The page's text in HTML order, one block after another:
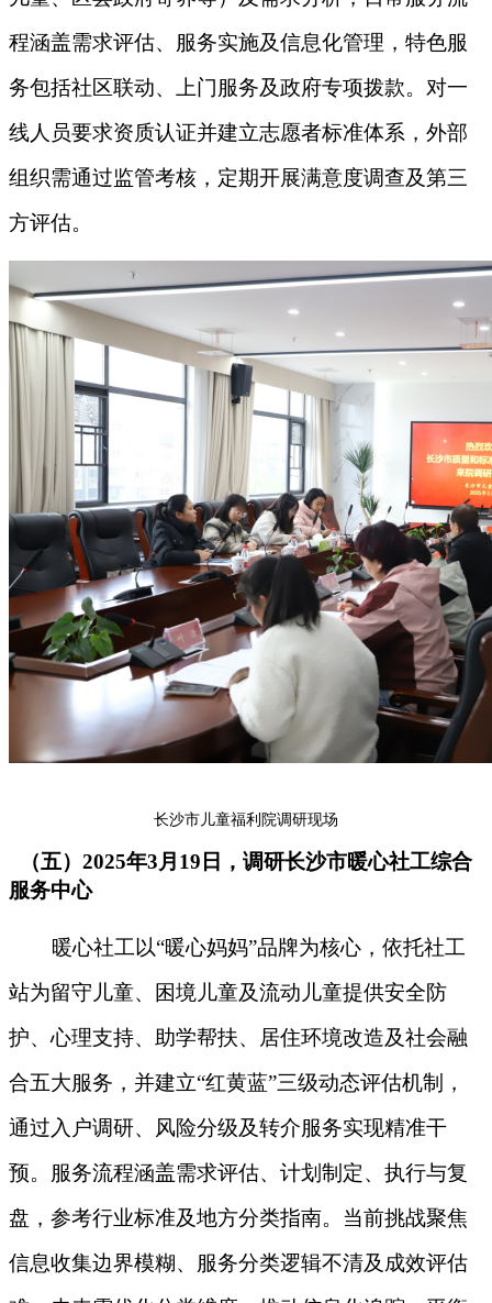
程涵盖需求评估、服务实施及信息化管理，特色服
务包括社区联动、上门服务及政府专项拨款。对一
线人员要求资质认证并建立志愿者标准体系，外部
组织需通过监管考核，定期开展满意度调查及第三
方评估。
长沙市儿童福利院调研现场
（五）2025年3月19日，调研长沙市暖心社工综合
服务中心
暖心社工以“暖心妈妈”品牌为核心，依托社工
站为留守儿童、困境儿童及流动儿童提供安全防
护、心理支持、助学帮扶、居住环境改造及社会融
合五大服务，并建立“红黄蓝”三级动态评估机制，
通过入户调研、风险分级及转介服务实现精准干
预。服务流程涵盖需求评估、计划制定、执行与复
盘，参考行业标准及地方分类指南。当前挑战聚焦
信息收集边界模糊、服务分类逻辑不清及成效评估